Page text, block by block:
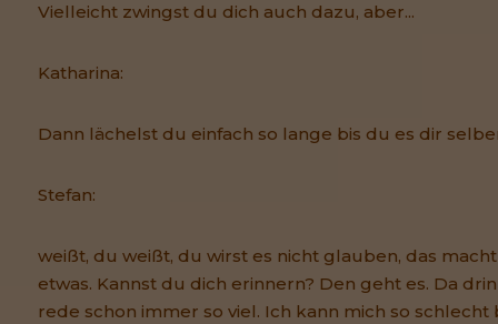
Vielleicht zwingst du dich auch dazu, aber...
Katharina:
Dann lächelst du einfach so lange bis du es dir
Stefan:
weißt, du weißt, du wirst es nicht glauben, das
etwas. Kannst du dich erinnern? Den geht es. Da drin
rede schon immer so viel. Ich kann mich so schlecht